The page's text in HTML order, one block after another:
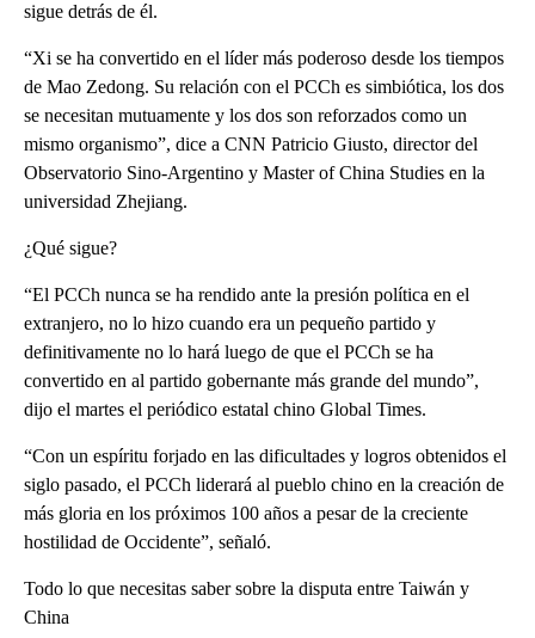
sigue detrás de él.
“Xi se ha convertido en el líder más poderoso desde los tiempos
de Mao Zedong. Su relación con el PCCh es simbiótica, los dos
se necesitan mutuamente y los dos son reforzados como un
mismo organismo”, dice a CNN Patricio Giusto, director del
Observatorio Sino-Argentino y Master of China Studies en la
universidad Zhejiang.
¿Qué sigue?
“El PCCh nunca se ha rendido ante la presión política en el
extranjero, no lo hizo cuando era un pequeño partido y
definitivamente no lo hará luego de que el PCCh se ha
convertido en al partido gobernante más grande del mundo”,
dijo el martes el periódico estatal chino Global Times.
“Con un espíritu forjado en las dificultades y logros obtenidos el
siglo pasado, el PCCh liderará al pueblo chino en la creación de
más gloria en los próximos 100 años a pesar de la creciente
hostilidad de Occidente”, señaló.
Todo lo que necesitas saber sobre la disputa entre Taiwán y
China